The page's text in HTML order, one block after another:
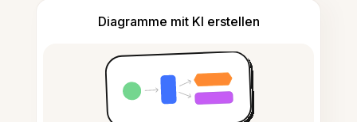
Diagramme mit KI erstellen